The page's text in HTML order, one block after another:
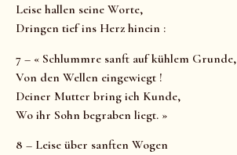
Leise hallen seine Worte,
Dringen tief ins Herz hinein :
7 – « Schlummre sanft auf kühlem Grunde,
Von den Wellen eingewiegt !
Deiner Mutter bring ich Kunde,
Wo ihr Sohn begraben liegt. »
8 – Leise über sanften Wogen